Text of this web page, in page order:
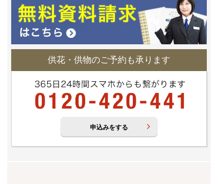
供花・供物のご予約も承ります
申込みをする